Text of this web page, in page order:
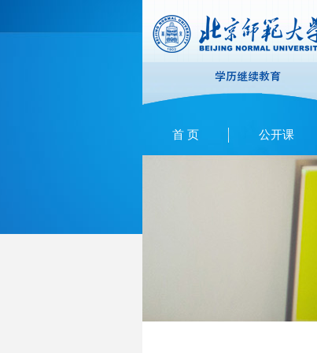
首 页 公开课